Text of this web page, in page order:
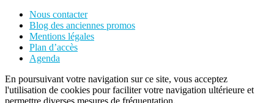
Nous contacter
Blog des anciennes promos
Mentions légales
Plan d’accès
Agenda
En poursuivant votre navigation sur ce site, vous acceptez
l'utilisation de cookies pour faciliter votre navigation ultérieure et
permettre diverses mesures de fréquentation.